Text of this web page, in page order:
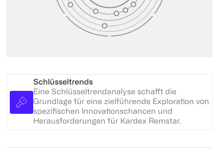
Schlüsseltrends
Eine Schlüsseltrendanalyse schafft die
Grundlage für eine zielführende Exploration von
spezifischen Innovationschancen und
Herausforderungen für Kardex Remstar.